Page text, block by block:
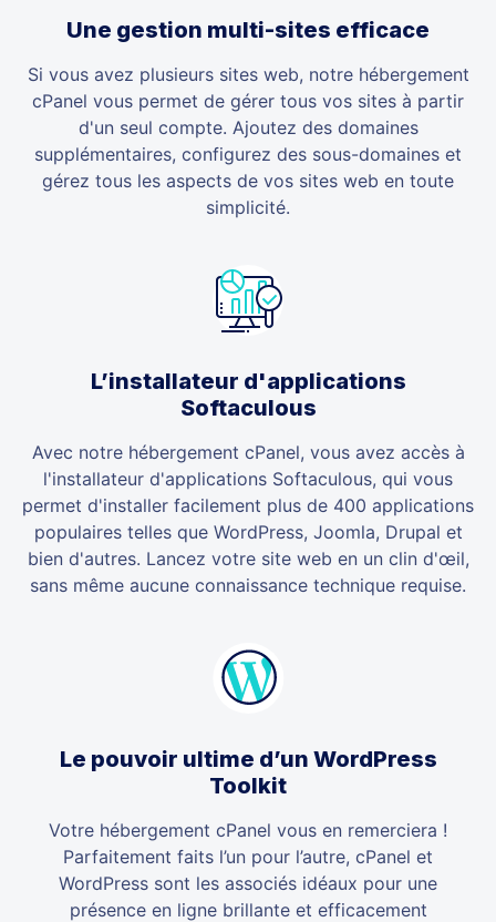
Une gestion multi-sites efficace
Si vous avez plusieurs sites web, notre hébergement
cPanel vous permet de gérer tous vos sites à partir
d'un seul compte. Ajoutez des domaines
supplémentaires, configurez des sous-domaines et
gérez tous les aspects de vos sites web en toute
simplicité.
L’installateur d'applications
Softaculous
Avec notre hébergement cPanel, vous avez accès à
l'installateur d'applications Softaculous, qui vous
permet d'installer facilement plus de 400 applications
populaires telles que WordPress, Joomla, Drupal et
bien d'autres. Lancez votre site web en un clin d'œil,
sans même aucune connaissance technique requise.
Le pouvoir ultime d’un WordPress
Toolkit
Votre hébergement cPanel vous en remerciera !
Parfaitement faits l’un pour l’autre, cPanel et
WordPress sont les associés idéaux pour une
présence en ligne brillante et efficacement